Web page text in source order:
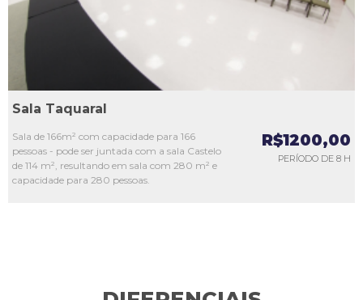
Sala Taquaral
Sala de 166m² com capacidade para 166
pessoas - pode ser juntada com a sala Castelo
de 114 m², resultando em sala com 280 m² e
capacidade para 280 pessoas.
R$1200,00
PERÍODO DE 8 H